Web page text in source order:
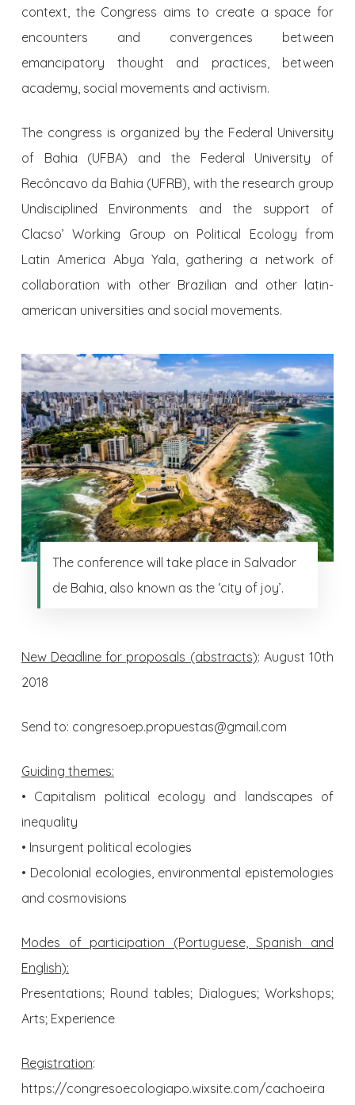
context, the Congress aims to create a space for
encounters and convergences between
emancipatory thought and practices, between
academy, social movements and activism.
The congress is organized by the Federal University
of Bahia (UFBA) and the Federal University of
Recôncavo da Bahia (UFRB), with the research group
Undisciplined Environments and the support of
Clacso’ Working Group on Political Ecology from
Latin America Abya Yala, gathering a network of
collaboration with other Brazilian and other latin-
american universities and social movements.
The conference will take place in Salvador
de Bahia, also known as the ‘city of joy’.
New Deadline for proposals (abstracts): August 10th
2018
Send to: congresoep.propuestas@gmail.com
Guiding themes:
• Capitalism political ecology and landscapes of
inequality
• Insurgent political ecologies
• Decolonial ecologies, environmental epistemologies
and cosmovisions
Modes of participation (Portuguese, Spanish and
English):
Presentations; Round tables; Dialogues; Workshops;
Arts; Experience
Registration:
https://congresoecologiapo.wixsite.com/cachoeira